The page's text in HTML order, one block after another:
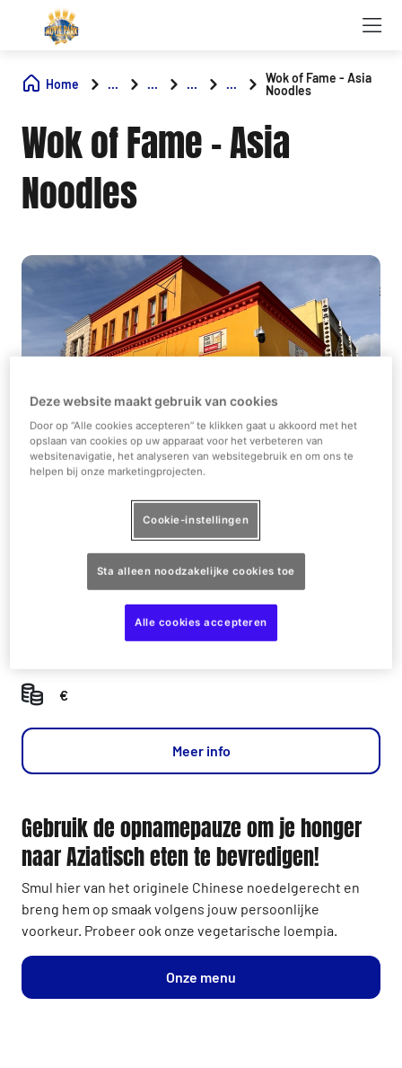
Home ... ... ... ...
Wok of Fame - Asia
Noodles
Wok of Fame - Asia
Noodles
1/1
Bekijk op plattegrond
€
Meer info
Gebruik de opnamepauze om je honger
naar Aziatisch eten te bevredigen!
Smul hier van het originele Chinese noedelgerecht en
breng hem op smaak volgens jouw persoonlijke
voorkeur. Probeer ook onze vegetarische loempia.
Onze menu
Deze website maakt gebruik van cookies
Door op “Alle cookies accepteren” te klikken gaat u akkoord met het
opslaan van cookies op uw apparaat voor het verbeteren van
websitenavigatie, het analyseren van websitegebruik en om ons te
helpen bij onze marketingprojecten.
Cookie-instellingen
Sta alleen noodzakelijke cookies toe
Alle cookies accepteren